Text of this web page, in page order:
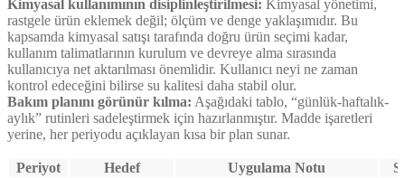
Kimyasal kullanımının disiplinleştirilmesi: Kimyasal yönetimi,
rastgele ürün eklemek değil; ölçüm ve denge yaklaşımıdır. Bu
kapsamda kimyasal satışı tarafında doğru ürün seçimi kadar,
kullanım talimatlarının kurulum ve devreye alma sırasında
kullanıcıya net aktarılması önemlidir. Kullanıcı neyi ne zaman
kontrol edeceğini bilirse su kalitesi daha stabil olur.
Bakım planını görünür kılma: Aşağıdaki tablo, “günlük-haftalık-
aylık” rutinleri sadeleştirmek için hazırlanmıştır. Madde işaretleri
yerine, her periyodu açıklayan kısa bir plan sunar.
Periyot Hedef Uygulama Notu